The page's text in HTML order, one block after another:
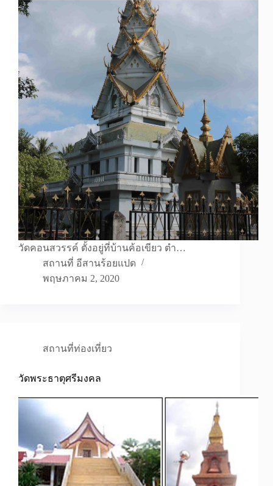
วัดคอนสวรรค์ ตั้งอยู่ที่บ้านค้อเขียว ตำ…
สถานที่ อีสานร้อยแปด
พฤษภาคม 2, 2020
สถานที่ท่องเที่ยว
วัดพระธาตุศรีมงคล